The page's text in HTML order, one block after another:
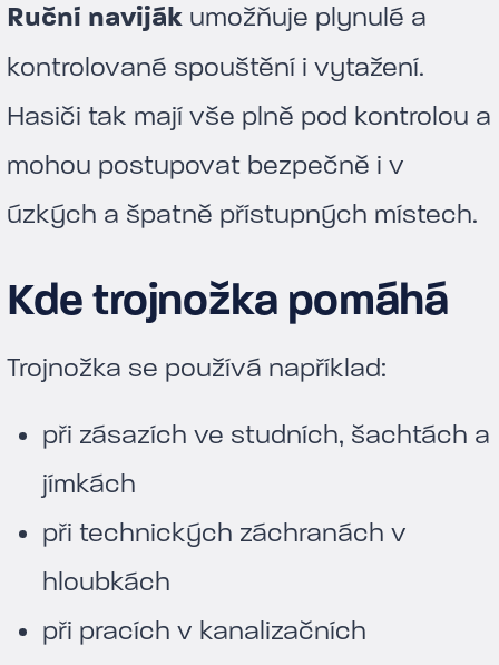
Ruční naviják umožňuje plynulé a
kontrolované spouštění i vytažení.
Hasiči tak mají vše plně pod kontrolou a
mohou postupovat bezpečně i v
úzkých a špatně přístupných místech.
Kde trojnožka pomáhá
Trojnožka se používá například:
při zásazích ve studních, šachtách a
jímkách
při technických záchranách v
hloubkách
při pracích v kanalizačních